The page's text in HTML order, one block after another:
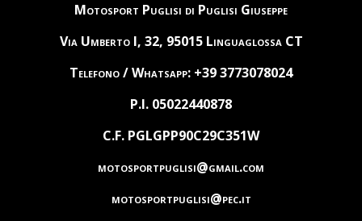
Motosport Puglisi di Puglisi Giuseppe
Via Umberto I, 32, 95015 Linguaglossa CT
Telefono / Whatsapp: +39 3773078024
P.I. 05022440878
C.F. PGLGPP90C29C351W
motosportpuglisi@gmail.com
motosportpuglisi@pec.it